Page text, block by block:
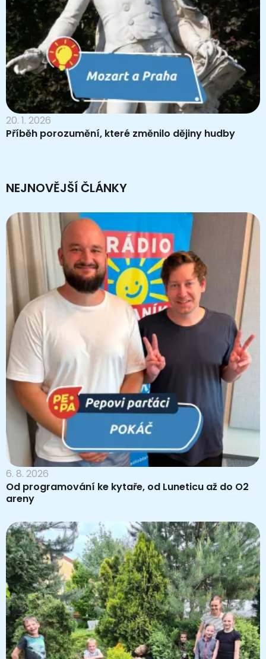
20. 1. 2026
Příběh porozumění, které změnilo dějiny hudby
NEJNOVĚJŠÍ ČLÁNKY
6. 8. 2026
Od programování ke kytaře, od Luneticu až do O2
areny